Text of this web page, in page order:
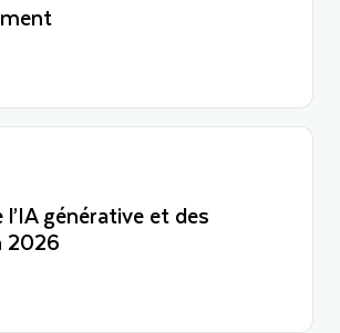
l’IA générative et des
2026